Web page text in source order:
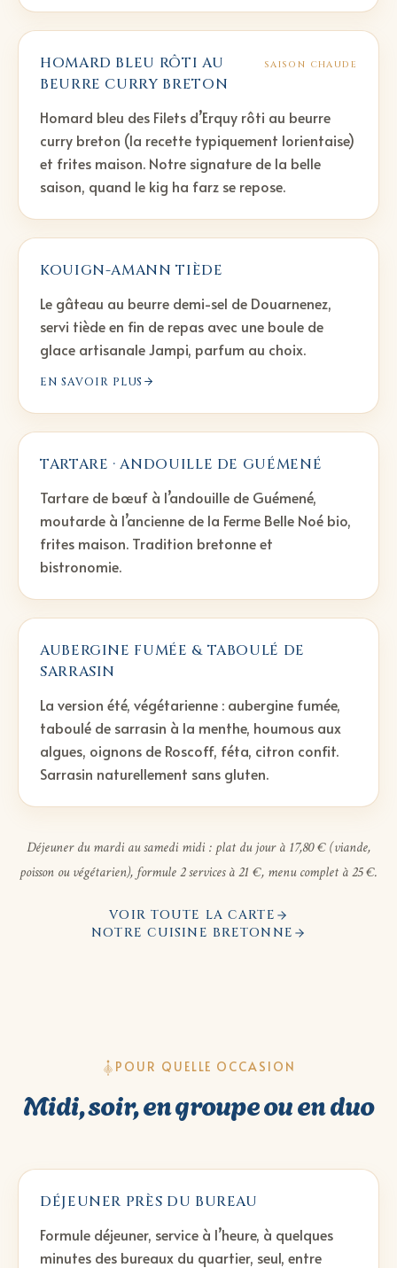
HOMARD BLEU RÔTI AU
BEURRE CURRY BRETON
SAISON CHAUDE
Homard bleu des Filets d’Erquy rôti au beurre
curry breton (la recette typiquement lorientaise)
et frites maison. Notre signature de la belle
saison, quand le kig ha farz se repose.
KOUIGN-AMANN TIÈDE
Le gâteau au beurre demi-sel de Douarnenez,
servi tiède en fin de repas avec une boule de
glace artisanale Jampi, parfum au choix.
EN SAVOIR PLUS
TARTARE · ANDOUILLE DE GUÉMENÉ
Tartare de bœuf à l’andouille de Guémené,
moutarde à l’ancienne de la Ferme Belle Noé bio,
frites maison. Tradition bretonne et
bistronomie.
AUBERGINE FUMÉE & TABOULÉ DE
SARRASIN
La version été, végétarienne : aubergine fumée,
taboulé de sarrasin à la menthe, houmous aux
algues, oignons de Roscoff, féta, citron confit.
Sarrasin naturellement sans gluten.
Déjeuner du mardi au samedi midi : plat du jour à 17,80 € (viande,
poisson ou végétarien), formule 2 services à 21 €, menu complet à 25 €.
VOIR TOUTE LA CARTE
NOTRE CUISINE BRETONNE
POUR QUELLE OCCASION
Midi, soir, en groupe ou en duo
DÉJEUNER PRÈS DU BUREAU
Formule déjeuner, service à l’heure, à quelques
minutes des bureaux du quartier, seul, entre